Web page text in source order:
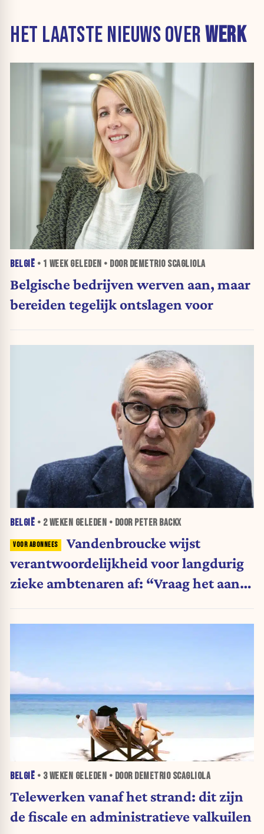
HET LAATSTE NIEUWS OVERWERK
BELGIË • 1 WEEKGELEDEN • DOOR DEMETRIO SCAGLIOLA
Belgische bedrijven werven aan, maar
bereiden tegelijk ontslagen voor
BELGIË • 2 WEKEN GELEDEN • DOOR PETER BACKX
Vandenbroucke wijst
verantwoordelijkheid voor langdurig
zieke ambtenaren af: “Vraag het aan
BELGIË • 3 WEKEN GELEDEN • DOOR DEMETRIO SCAGLIOLA
Telewerken vanaf het strand: dit zijn
de fiscale en administratieve valkuilen